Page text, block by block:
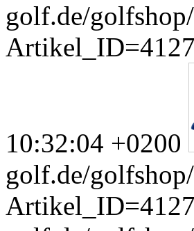
golf.de/
10:32:04 +0200
golf.de/